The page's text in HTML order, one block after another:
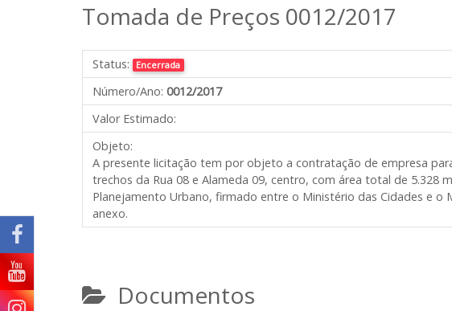
Tomada de Preços 0012/2017
Status: Encerrada
Número/Ano: 0012/2017
Valor Estimado:
Objeto:
A presente licitação tem por objeto a contratação de empresa
trechos da Rua 08 e Alameda 09, centro, com área total de 5.328
Planejamento Urbano, firmado entre o Ministério das Cidades e
anexo.
Documentos